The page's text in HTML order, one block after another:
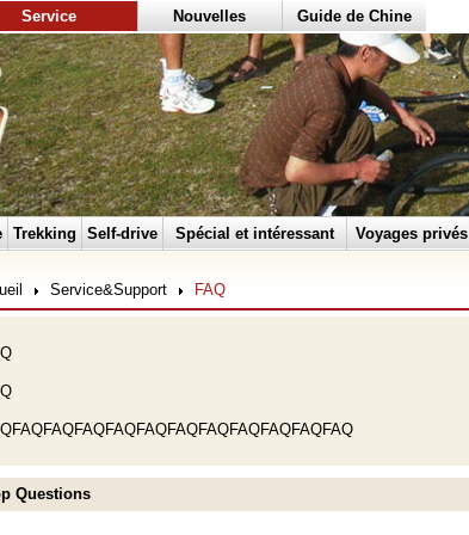
Service Nouvelles Guide de Chine
Trekking Self-drive Spécial et intéressant Voyages privés
Service&Support FAQ
Questions